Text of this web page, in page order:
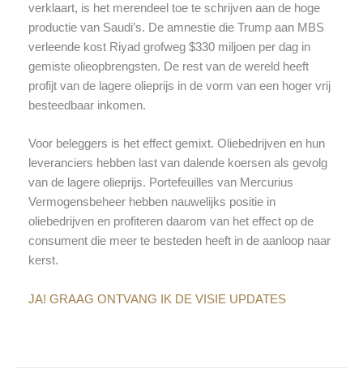
verklaart, is het merendeel toe te schrijven aan de hoge
productie van Saudi’s. De amnestie die Trump aan MBS
verleende kost Riyad grofweg $330 miljoen per dag in
gemiste olieopbrengsten. De rest van de wereld heeft
profijt van de lagere olieprijs in de vorm van een hoger vrij
besteedbaar inkomen.
Voor beleggers is het effect gemixt. Oliebedrijven en hun
leveranciers hebben last van dalende koersen als gevolg
van de lagere olieprijs. Portefeuilles van Mercurius
Vermogensbeheer hebben nauwelijks positie in
oliebedrijven en profiteren daarom van het effect op de
consument die meer te besteden heeft in de aanloop naar
kerst.
JA! GRAAG ONTVANG IK DE VISIE UPDATES